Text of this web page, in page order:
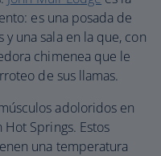
es una posada de
una sala en la que, con
chimenea que le
de sus llamas.
adoloridos en
Springs. Estos
una temperatura